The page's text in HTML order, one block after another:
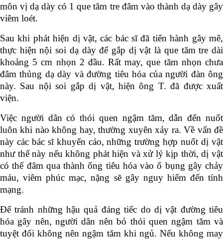
môn vị dạ dày có 1 que tăm tre đâm vào thành dạ dày gây
viêm loét.
Sau khi phát hiện dị vật, các bác sĩ đã tiến hành gây mê,
thực hiện nội soi dạ dày để gắp dị vật là que tăm tre dài
khoảng 5 cm nhọn 2 đầu. Rất may, que tăm nhọn chưa
đâm thủng dạ dày và đường tiêu hóa của người đàn ông
này. Sau nội soi gắp dị vật, hiện ông T. đã được xuất
viện.
Việc người dân có thói quen ngậm tăm, dẫn đến nuốt
luôn khi nào không hay, thường xuyên xảy ra. Về vấn đề
này các bác sĩ khuyến cáo, những trường hợp nuốt dị vật
như thế này nếu không phát hiện và xử lý kịp thời, dị vật
có thể đâm qua thành ống tiêu hóa vào ổ bụng gây chảy
máu, viêm phúc mạc, nặng sẽ gây nguy hiểm đến tính
mạng.
Để tránh những hậu quả đáng tiếc do dị vật đường tiêu
hóa gây nên, người dân nên bỏ thói quen ngậm tăm và
tuyệt đối không nên ngậm tăm khi ngủ. Nếu không may